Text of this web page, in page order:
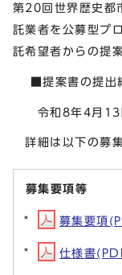
第20回世界歴史都
託業者を公募型プ
託希望者からの提
■提案書の提出
令和8年4月13
詳細は以下の募
募集要項等
募集要項
仕様書